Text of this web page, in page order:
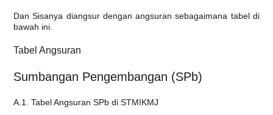
Dan Sisanya diangsur dengan angsuran sebagaimana tabel di
bawah ini.
Tabel Angsuran
Sumbangan Pengembangan (SPb)
A.1. Tabel Angsuran SPb di STMIKMJ